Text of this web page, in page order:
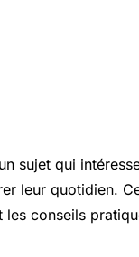
sujet qui
leur quotidien.
les conseils